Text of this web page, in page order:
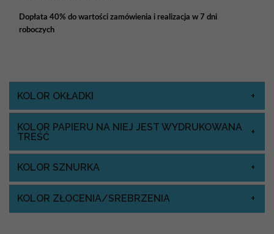
Dopłata 40% do wartości zamówienia i realizacja w 7 dni
roboczych
KOLOR OKŁADKI
KOLOR PAPIERU NA NIEJ JEST WYDRUKOWANA
TREŚĆ
KOLOR SZNURKA
KOLOR ZŁOCENIA/SREBRZENIA